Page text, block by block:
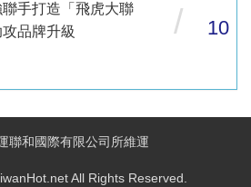
手打造「飛虎大聯
品牌升級
/ 10
聯和國際有限公司所維運
All Rights Reserved.